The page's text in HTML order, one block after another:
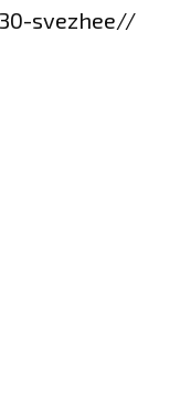
svezhee//